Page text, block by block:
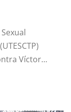
Víctor…